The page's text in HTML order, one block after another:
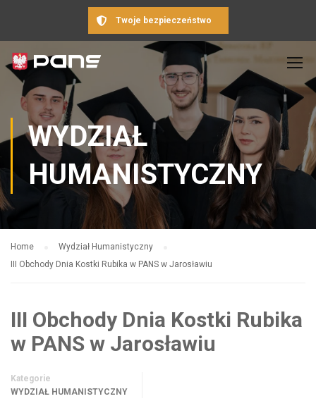
Twoje bezpieczeństwo
WYDZIAŁ
HUMANISTYCZNY
Home
Wydział Humanistyczny
III Obchody Dnia Kostki Rubika w PANS w Jarosławiu
III Obchody Dnia Kostki Rubika
w PANS w Jarosławiu
Kategorie
WYDZIAŁ HUMANISTYCZNY